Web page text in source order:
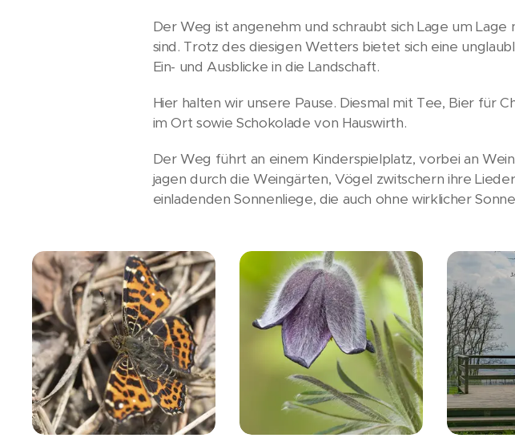
Der Weg ist angenehm und schraubt sich Lage um
sind. Trotz des diesigen Wetters bietet sich eine
Ein- und Ausblicke in die Landschaft.
Hier halten wir unsere Pause. Diesmal mit Tee, Bier für
im Ort sowie Schokolade von Hauswirth.
Der Weg führt an einem Kinderspielplatz, vorbei an
jagen durch die Weingärten, Vögel zwitschern ihre
einladenden Sonnenliege, die auch ohne wirklicher